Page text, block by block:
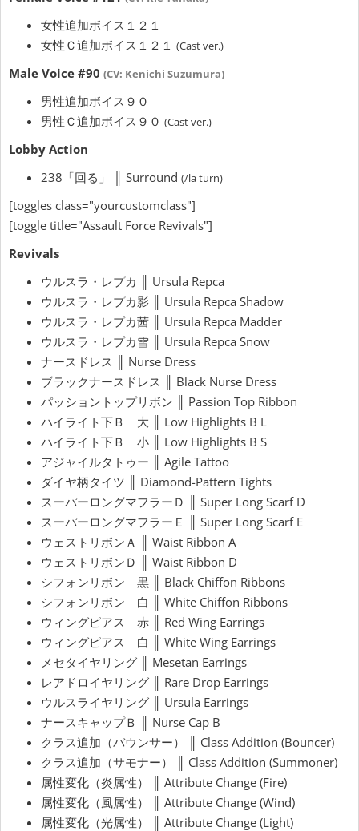
女性追加ボイス１２１
女性Ｃ追加ボイス１２１ (Cast ver.)
Male Voice #90 (CV: Kenichi Suzumura)
男性追加ボイス９０
男性Ｃ追加ボイス９０ (Cast ver.)
Lobby Action
238「回る」 ║ Surround (/la turn)
[toggles class="yourcustomclass"]
[toggle title="Assault Force Revivals"]
Revivals
ウルスラ・レプカ ║ Ursula Repca
ウルスラ・レプカ影 ║ Ursula Repca Shadow
ウルスラ・レプカ茜 ║ Ursula Repca Madder
ウルスラ・レプカ雪 ║ Ursula Repca Snow
ナースドレス ║ Nurse Dress
ブラックナースドレス ║ Black Nurse Dress
パッショントップリボン ║ Passion Top Ribbon
ハイライト下Ｂ 大 ║ Low Highlights B L
ハイライト下Ｂ 小 ║ Low Highlights B S
アジャイルタトゥー ║ Agile Tattoo
ダイヤ柄タイツ ║ Diamond-Pattern Tights
スーパーロングマフラーＤ ║ Super Long Scarf D
スーパーロングマフラーＥ ║ Super Long Scarf E
ウェストリボンＡ ║ Waist Ribbon A
ウェストリボンＤ ║ Waist Ribbon D
シフォンリボン 黒 ║ Black Chiffon Ribbons
シフォンリボン 白 ║ White Chiffon Ribbons
ウィングピアス 赤 ║ Red Wing Earrings
ウィングピアス 白 ║ White Wing Earrings
メセタイヤリング ║ Mesetan Earrings
レアドロイヤリング ║ Rare Drop Earrings
ウルスライヤリング ║ Ursula Earrings
ナースキャップＢ ║ Nurse Cap B
クラス追加（バウンサー） ║ Class Addition (Bouncer)
クラス追加（サモナー） ║ Class Addition (Summoner)
属性変化（炎属性） ║ Attribute Change (Fire)
属性変化（風属性） ║ Attribute Change (Wind)
属性変化（光属性） ║ Attribute Change (Light)